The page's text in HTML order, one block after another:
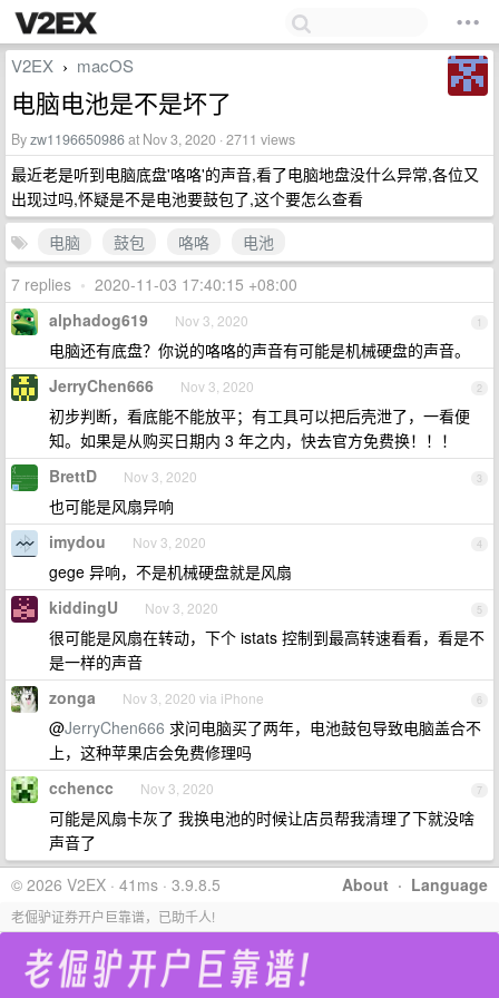
V2EX › macOS
电脑电池是不是坏了
Byzw1196650986at Nov 3, 2020 · 2711 views
最近老是听到电脑底盘'咯咯'的声音,看了电脑地盘没什么异常,各位又
出现过吗,怀疑是不是电池要鼓包了,这个要怎么查看
电脑
鼓包 咯咯
电池
7 replies • 2020-11-03 17:40:15 +08:00
1
alphadog619 Nov 3, 2020
电脑还有底盘？你说的咯咯的声音有可能是机械硬盘的声音。
2
JerryChen666 Nov 3, 2020
初步判断，看底能不能放平；有工具可以把后壳泄了，一看便
知。如果是从购买日期内 3 年之内，快去官方免费换！！！
3
BrettD Nov 3, 2020
也可能是风扇异响
4
imydou Nov 3, 2020
gege 异响，不是机械硬盘就是风扇
5
kiddingU Nov 3, 2020
很可能是风扇在转动，下个 istats 控制到最高转速看看，看是不
是一样的声音
6
zonga Nov 3, 2020 via iPhone
@JerryChen666 求问电脑买了两年，电池鼓包导致电脑盖合不
上，这种苹果店会免费修理吗
7
cchencc Nov 3, 2020
可能是风扇卡灰了 我换电池的时候让店员帮我清理了下就没啥
声音了
About · Language
© 2026 V2EX · 41ms · 3.9.8.5
老倔驴证券开户巨靠谱，已助千人!